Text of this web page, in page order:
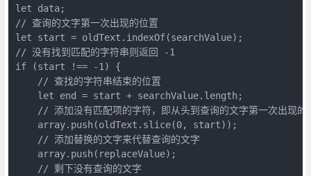
let data;
// 查询的文字第一次出现的位置
let start = oldText.indexOf(searchValue);
// 没有找到匹配的字符串则返回 -1
if (start !== -1) {
    // 查找的字符串结束的位置
    let end = start + searchValue.length;
// 添加没有匹配项的字符，即从头到查询的文字第一次出现的
    array.push(oldText.slice(0, start));
    // 添加替换的文字来代替查询的文字
    array.push(replaceValue);
    // 剩下没有查询的文字